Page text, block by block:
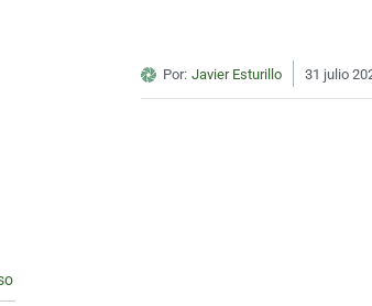
Por: Javier Esturillo 31 julio